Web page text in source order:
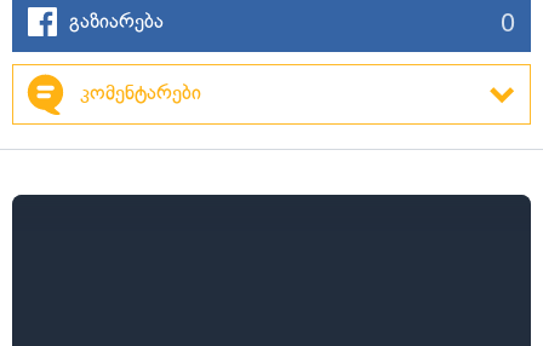
გაზიარება 0
კომენტარები